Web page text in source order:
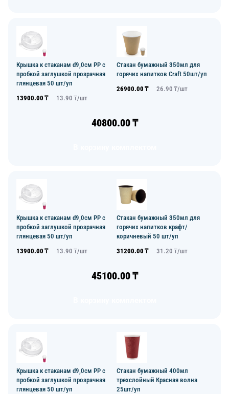
Крышка к стаканам d9,0см PP с
пробкой заглушкой прозрачная
глянцевая 50 шт/уп
13900.00 ₸ 13.90 ₸/шт
Стакан бумажный 350мл для
горячих напитков Craft 50шт/уп
26900.00 ₸ 26.90 ₸/шт
40800.00₸
Крышка к стаканам d9,0см PP с
пробкой заглушкой прозрачная
глянцевая 50 шт/уп
13900.00 ₸ 13.90 ₸/шт
Стакан бумажный 350мл для
горячих напитков крафт/
коричневый 50 шт/уп
31200.00 ₸ 31.20 ₸/шт
45100.00₸
Крышка к стаканам d9,0см PP с
пробкой заглушкой прозрачная
глянцевая 50 шт/уп
Стакан бумажный 400мл
трехслойный Красная волна
25шт/уп